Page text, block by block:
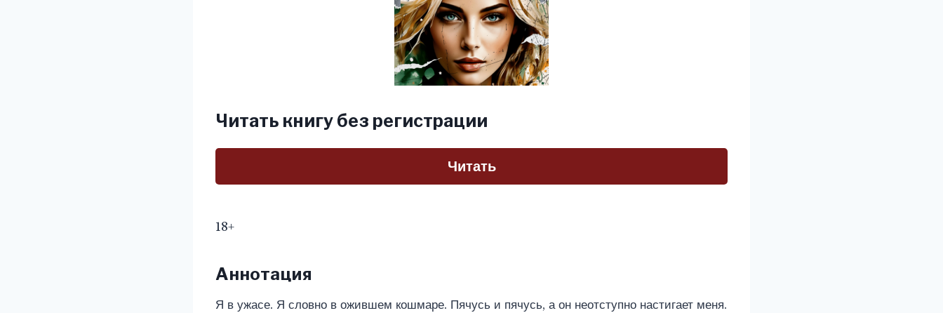
Читать книгу без регистрации
Читать
18+
Аннотация
Я в ужасе. Я словно в ожившем кошмаре. Пячусь и пячусь, а он неотступно настигает меня.